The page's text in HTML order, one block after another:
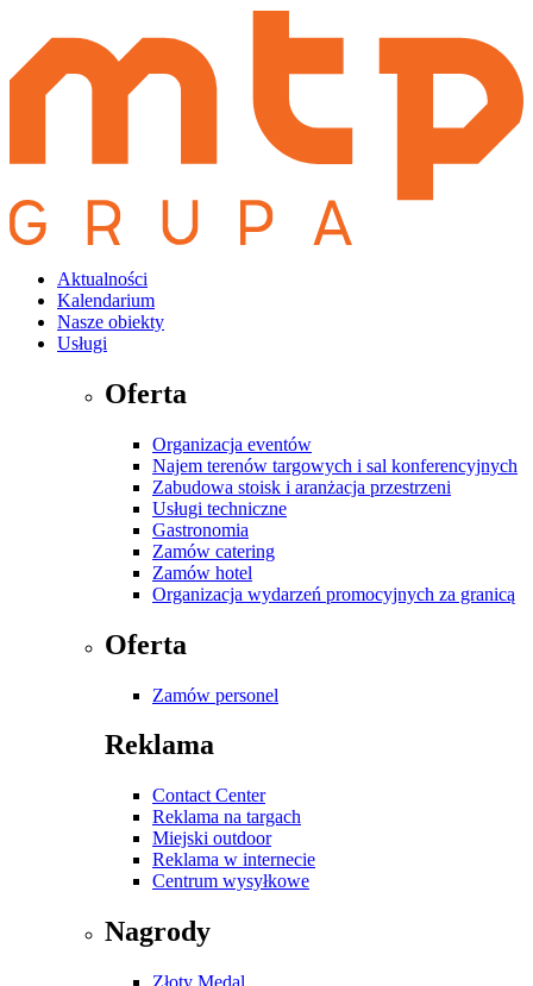
Aktualności
Kalendarium
Nasze obiekty
Usługi
Oferta
Organizacja eventów
Najem terenów targowych i sal konferencyjnych
Zabudowa stoisk i aranżacja przestrzeni
Usługi techniczne
Gastronomia
Zamów catering
Zamów hotel
Organizacja wydarzeń promocyjnych za granicą
Oferta
Zamów personel
Reklama
Contact Center
Reklama na targach
Miejski outdoor
Reklama w internecie
Centrum wysyłkowe
Nagrody